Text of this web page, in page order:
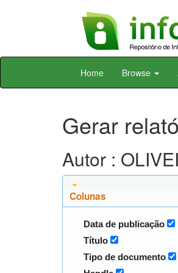
Skip
Home Browse
Gerar
Autor :
Colunas
Data de publicação
Título
Tipo de documento